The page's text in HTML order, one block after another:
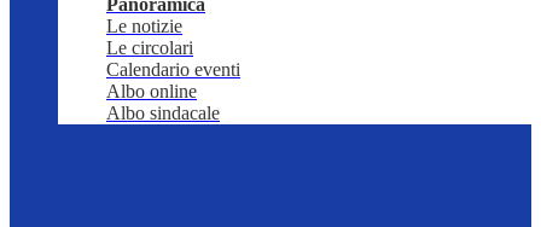
Panoramica
Le notizie
Le circolari
Calendario eventi
Albo online
Albo sindacale